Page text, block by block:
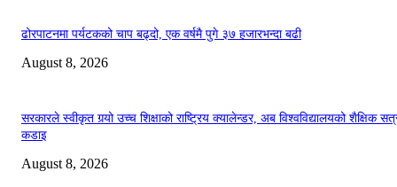
ढोरपाटनमा पर्यटकको चाप बढ्दो, एक वर्षमै पुगे ३७ हजारभन्दा बढी
August 8, 2026
सरकारले स्वीकृत गर्‍यो उच्च शिक्षाको राष्ट्रिय क्यालेन्डर, अब विश्वविद्यालयको शैक्षिक
कडाइ
August 8, 2026